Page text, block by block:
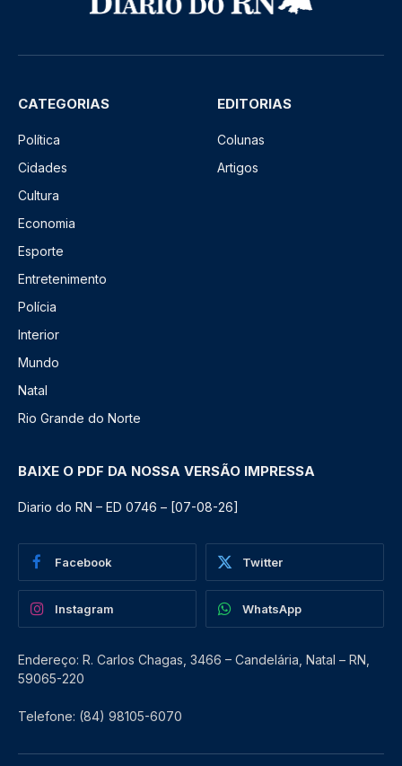
CATEGORIAS
Política
Cidades
Cultura
Economia
Esporte
Entretenimento
Polícia
Interior
Mundo
Natal
Rio Grande do Norte
EDITORIAS
Colunas
Artigos
BAIXE O PDF DA NOSSA VERSÃO IMPRESSA
Diario do RN – ED 0746 – [07-08-26]
Facebook Twitter
Instagram WhatsApp
Endereço: R. Carlos Chagas, 3466 – Candelária, Natal – RN,
59065-220
Telefone: (84) 98105-6070